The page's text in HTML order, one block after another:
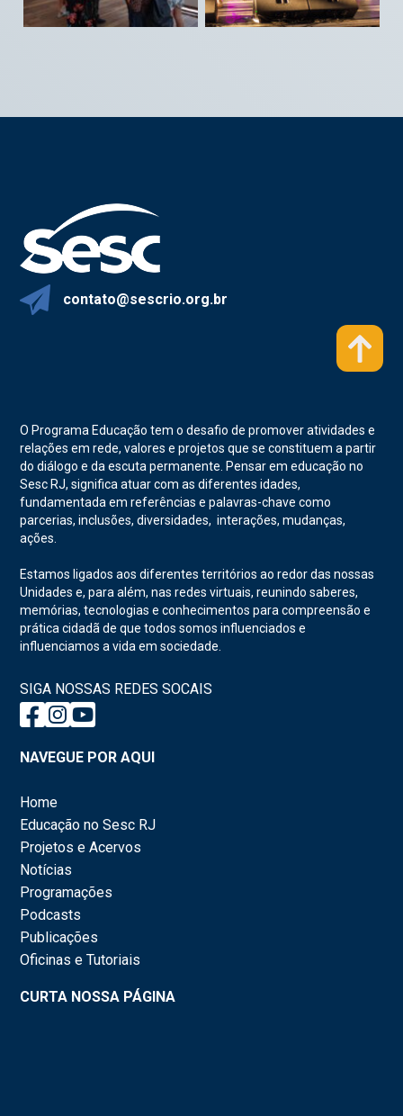
contato@sescrio.org.br
O Programa Educação tem o desafio de promover atividades e
relações em rede, valores e projetos que se constituem a partir
do diálogo e da escuta permanente. Pensar em educação no
Sesc RJ, significa atuar com as diferentes idades,
fundamentada em referências e palavras-chave como
parcerias, inclusões, diversidades, interações, mudanças,
ações.
Estamos ligados aos diferentes territórios ao redor das nossas
Unidades e, para além, nas redes virtuais, reunindo saberes,
memórias, tecnologias e conhecimentos para compreensão e
prática cidadã de que todos somos influenciados e
influenciamos a vida em sociedade.
SIGA NOSSAS REDES SOCAIS
NAVEGUE POR AQUI
Home
Educação no Sesc RJ
Projetos e Acervos
Notícias
Programações
Podcasts
Publicações
Oficinas e Tutoriais
CURTA NOSSA PÁGINA